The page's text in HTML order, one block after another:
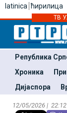
latinica ћирилица
ТВ
Република
Хроника
Дијаспора
12/05/2026 |